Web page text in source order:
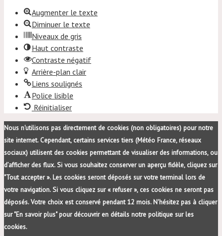
Augmenter le texte
Diminuer le texte
Niveaux de gris
Haut contraste
Contraste négatif
Arrière-plan clair
Liens soulignés
Police lisible
Réinitialiser
Nous n'utilisons pas directement de cookies (non obligatoires) pour notre
site internet. Cependant, certains services tiers (Météo France, réseaux
sociaux) utilisent des cookies permettant de visualiser des informations, ou
d’afficher des flux. Si vous souhaitez conserver un aperçu fidèle, cliquez sur
"Tout accepter ». Les cookies seront déposés sur votre terminal lors de
votre navigation. Si vous cliquez sur « refuser », ces cookies ne seront pas
déposés. Votre choix est conservé pendant 12 mois. N'hésitez pas à cliquer
sur "En savoir plus" pour découvrir en détails notre politique sur les
cookies.